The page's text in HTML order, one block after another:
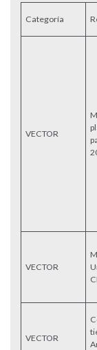
Categoría
VECTOR
VECTOR
VECTOR